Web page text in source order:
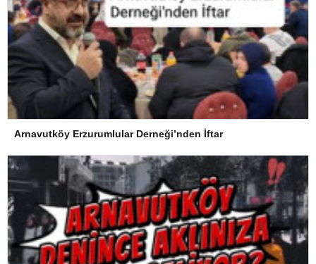
Arnavutköy Erzurumlular Derneği’nden İftar